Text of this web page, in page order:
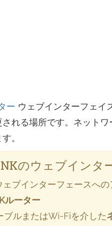
ー ウェブインターフェイ
れる場所です。ネット
。
のウェブインタ
ブインターフェースへ
ルーター
ブルまたはWi-Fiを介した